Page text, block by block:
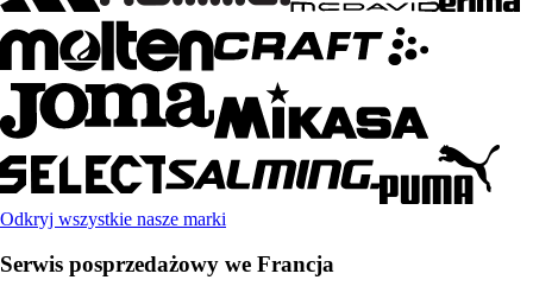
Odkryj wszystkie nasze marki
Serwis posprzedażowy we Francja